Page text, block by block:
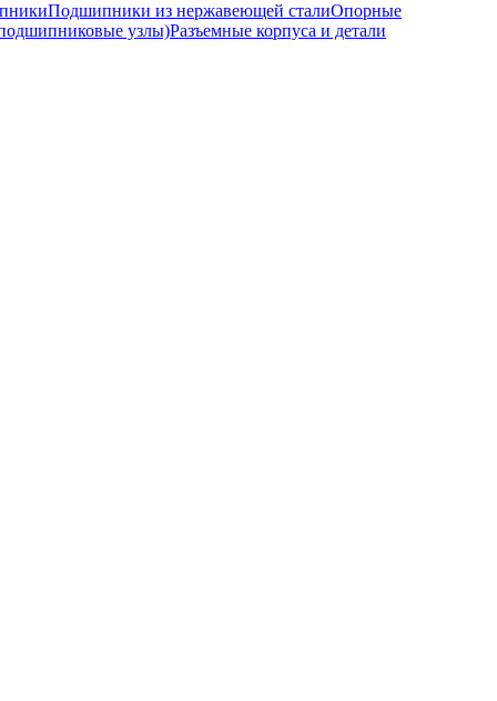
Подшипники из нержавеющей сталиОпорные
узлы)Разъемные корпуса и детали